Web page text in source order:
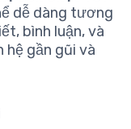
dễ dàng tương
bình luận, và
hệ gần gũi và